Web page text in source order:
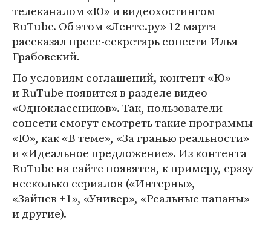
телеканалом «Ю» и видеохостингом
RuTube. Об этом «Ленте.ру» 12 марта
рассказал пресс-секретарь соцсети Илья
Грабовский.
По условиям соглашений, контент «Ю»
и RuTube появится в разделе видео
«Одноклассников». Так, пользователи
соцсети смогут смотреть такие программы
«Ю», как «В теме», «За гранью реальности»
и «Идеальное предложение». Из контента
RuTube на сайте появятся, к примеру, сразу
несколько сериалов («Интерны»,
«Зайцев +1», «Универ», «Реальные пацаны»
и другие).